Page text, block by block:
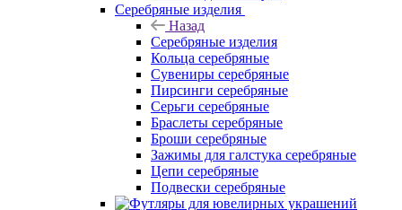
Серебряные изделия
Назад
Серебряные изделия
Кольца серебряные
Сувениры серебряные
Пирсинги серебряные
Серьги серебряные
Браслеты серебряные
Броши серебряные
Зажимы для галстука серебряные
Цепи серебряные
Подвески серебряные